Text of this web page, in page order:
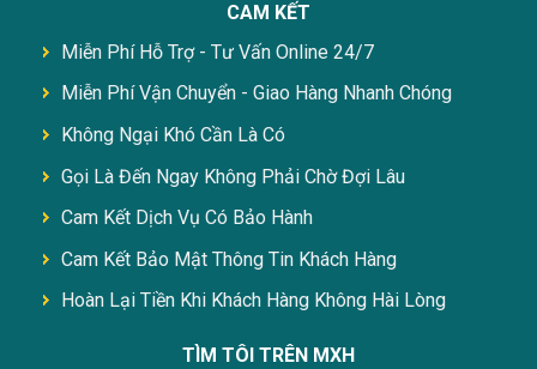
CAM KẾT
Miễn Phí Hỗ Trợ - Tư Vấn Online 24/7
Miễn Phí Vận Chuyển - Giao Hàng Nhanh Chóng
Không Ngại Khó Cần Là Có
Gọi Là Đến Ngay Không Phải Chờ Đợi Lâu
Cam Kết Dịch Vụ Có Bảo Hành
Cam Kết Bảo Mật Thông Tin Khách Hàng
Hoàn Lại Tiền Khi Khách Hàng Không Hài Lòng
TÌM TÔI TRÊN MXH